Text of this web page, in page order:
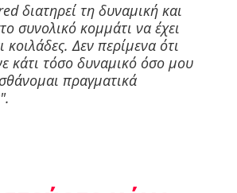
διατηρεί τη δυναμική και
συνολικό κομμάτι να έχει
κοιλάδες. Δεν περίμενα ότι
κάτι τόσο δυναμικό όσο μου
πραγματικά